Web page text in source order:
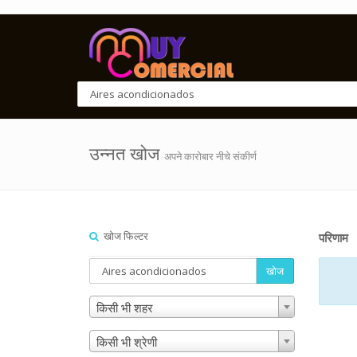
उन्नत खोज अपने कारोबार नीचे संकीर्ण
खोज फिल्टर
खोज
किसी भी शहर
किसी भी श्रेणी
परिणाम